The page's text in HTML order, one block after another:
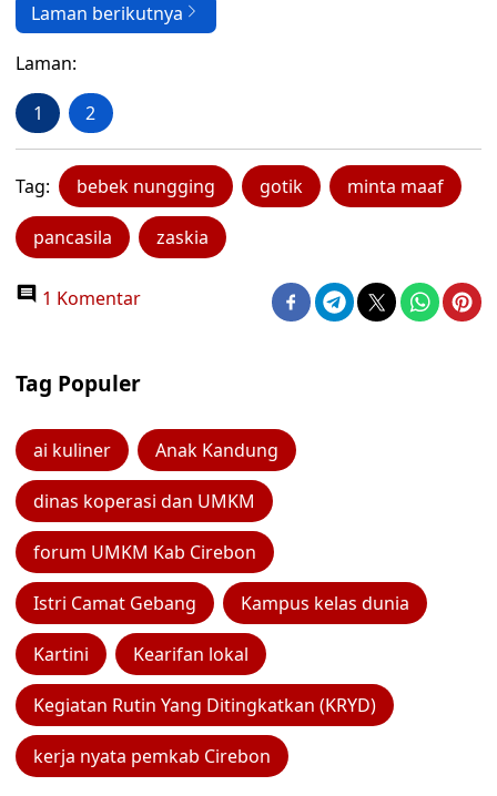
Laman berikutnya
Laman:
1 2
Tag: bebek nungging gotik minta maaf
pancasila zaskia
1 Komentar
Tag Populer
ai kuliner Anak Kandung
dinas koperasi dan UMKM
forum UMKM Kab Cirebon
Istri Camat Gebang Kampus kelas dunia
Kartini Kearifan lokal
Kegiatan Rutin Yang Ditingkatkan (KRYD)
kerja nyata pemkab Cirebon